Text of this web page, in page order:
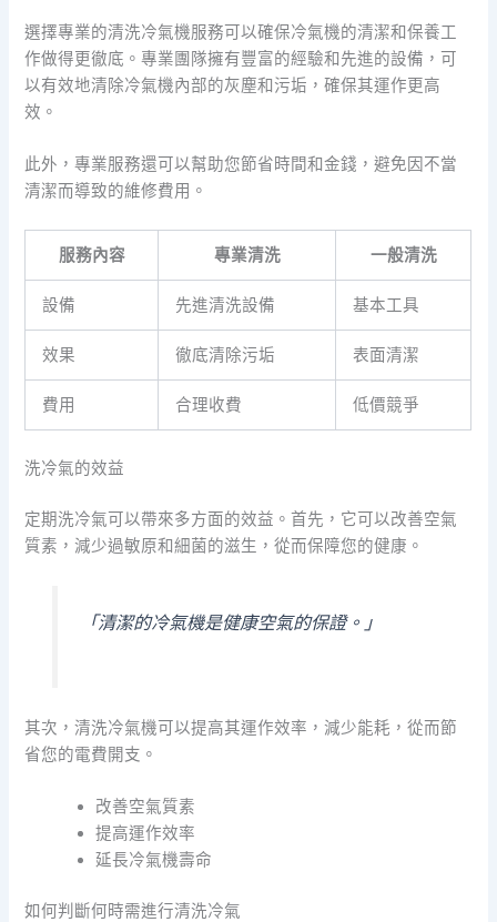
選擇專業的清洗冷氣機服務可以確保冷氣機的清潔和保養工
作做得更徹底。專業團隊擁有豐富的經驗和先進的設備，可
以有效地清除冷氣機內部的灰塵和污垢，確保其運作更高
效。
此外，專業服務還可以幫助您節省時間和金錢，避免因不當
清潔而導致的維修費用。
服務內容 專業清洗 一般清洗
設備 先進清洗設備 基本工具
效果 徹底清除污垢 表面清潔
費用 合理收費 低價競爭
洗冷氣的效益
定期洗冷氣可以帶來多方面的效益。首先，它可以改善空氣
質素，減少過敏原和細菌的滋生，從而保障您的健康。
「清潔的冷氣機是健康空氣的保證。」
其次，清洗冷氣機可以提高其運作效率，減少能耗，從而節
省您的電費開支。
改善空氣質素
提高運作效率
延長冷氣機壽命
如何判斷何時需進行清洗冷氣